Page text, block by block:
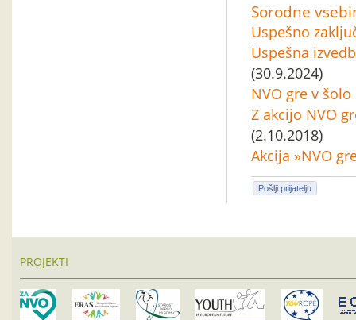
Sorodne
Uspešno
Uspešna
(30.9.2024)
NVO gre v šolo
Z akcijo NVO
(2.10.2018)
Akcija »NVO
Pošlji prijatelju
PROJEKTI